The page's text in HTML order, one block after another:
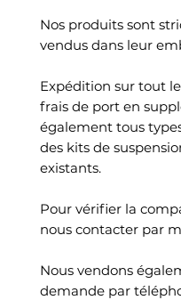
Nos produits sont
vendus dans leur
Expédition sur tout
frais de port en
également tous
des kits de
existants.
Pour vérifier la
nous contacter par
Nous vendons
demande par